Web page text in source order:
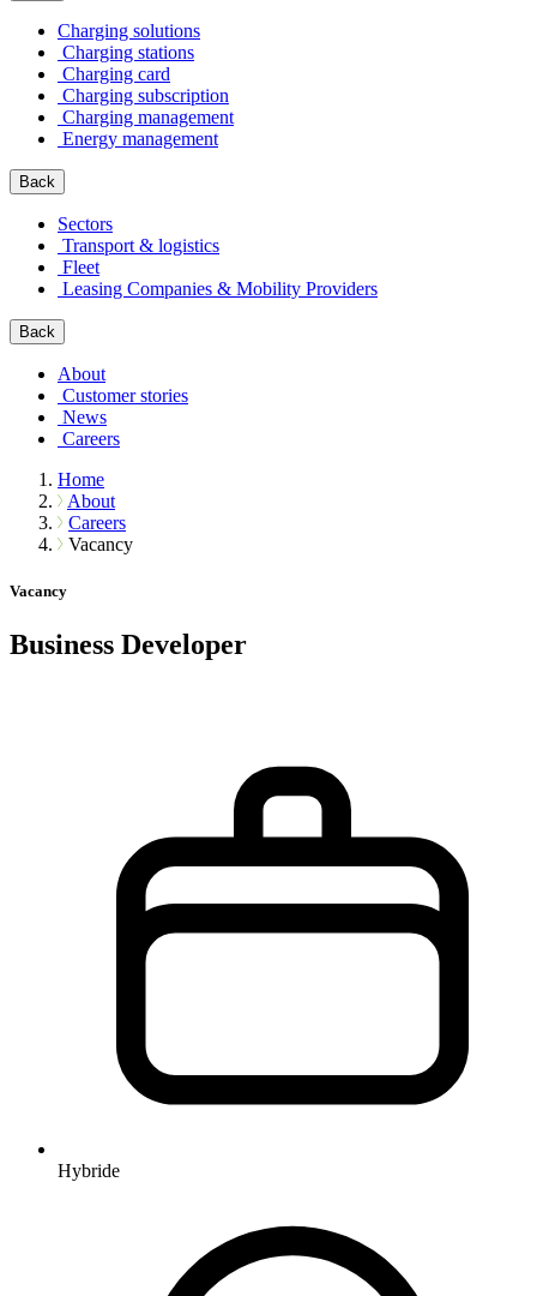
Charging solutions
Charging stations
Charging card
Charging subscription
Charging management
Energy management
Back
Sectors
Transport & logistics
Fleet
Leasing Companies & Mobility Providers
Back
About
Customer stories
News
Careers
Home
About
Careers
Vacancy
Vacancy
Business Developer
Hybride